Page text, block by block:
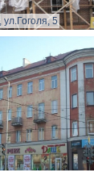
ул.Гоголя, 5